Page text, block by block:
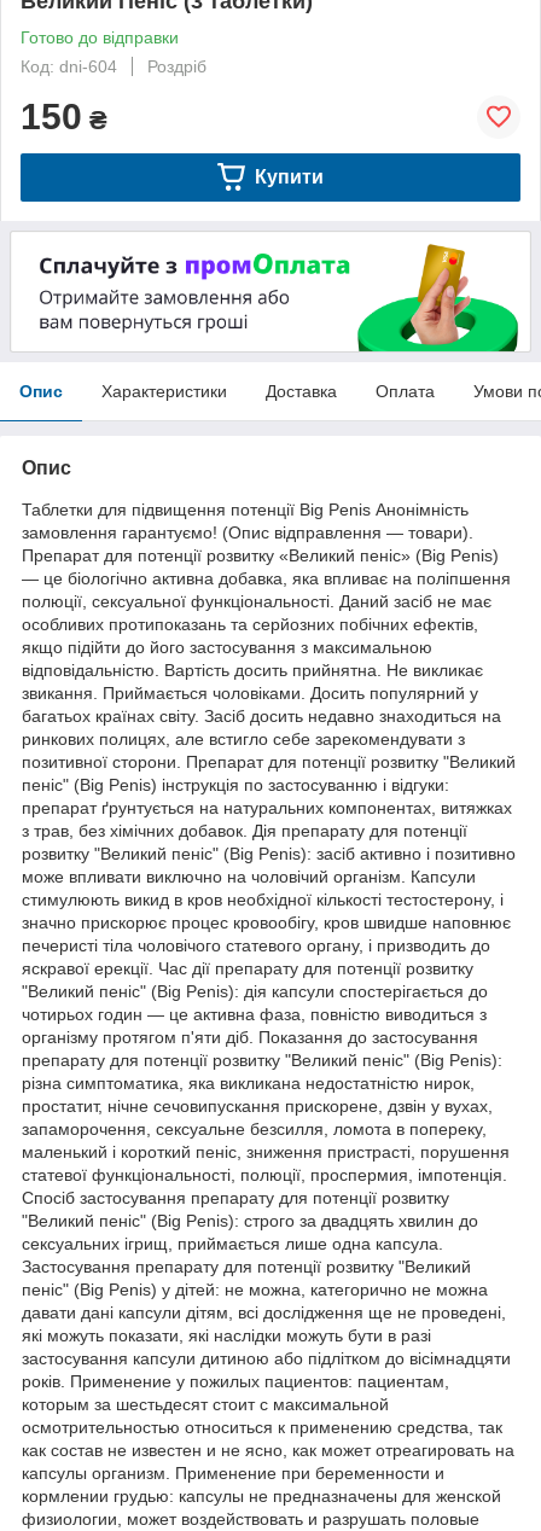
Готово до відправки
Код: dni-604
Роздріб
150 ₴
Купити
Опис Характеристики Доставка Оплата Умови
Опис
Таблетки для підвищення потенції Big Penis Анонімність
замовлення гарантуємо! (Опис відправлення ― товари).
Препарат для потенції розвитку «Великий пеніс» (Big Penis)
— це біологічно активна добавка, яка впливає на поліпшення
полюції, сексуальної функціональності. Даний засіб не має
особливих протипоказань та серйозних побічних ефектів,
якщо підійти до його застосування з максимальною
відповідальністю. Вартість досить прийнятна. Не викликає
звикання. Приймається чоловіками. Досить популярний у
багатьох країнах світу. Засіб досить недавно знаходиться на
ринкових полицях, але встигло себе зарекомендувати з
позитивної сторони. Препарат для потенції розвитку "Великий
пеніс" (Big Penis) інструкція по застосуванню і відгуки:
препарат ґрунтується на натуральних компонентах, витяжках
з трав, без хімічних добавок. Дія препарату для потенції
розвитку "Великий пеніс" (Big Penis): засіб активно і позитивно
може впливати виключно на чоловічий організм. Капсули
стимулюють викид в кров необхідної кількості тестостерону, і
значно прискорює процес кровообігу, кров швидше наповнює
печеристі тіла чоловічого статевого органу, і призводить до
яскравої ерекції. Час дії препарату для потенції розвитку
"Великий пеніс" (Big Penis): дія капсули спостерігається до
чотирьох годин — це активна фаза, повністю виводиться з
організму протягом п'яти діб. Показання до застосування
препарату для потенції розвитку "Великий пеніс" (Big Penis):
різна симптоматика, яка викликана недостатністю нирок,
простатит, нічне сечовипускання прискорене, дзвін у вухах,
запаморочення, сексуальне безсилля, ломота в попереку,
маленький і короткий пеніс, зниження пристрасті, порушення
статевої функціональності, полюції, проспермия, імпотенція.
Спосіб застосування препарату для потенції розвитку
"Великий пеніс" (Big Penis): строго за двадцять хвилин до
сексуальних ігрищ, приймається лише одна капсула.
Застосування препарату для потенції розвитку "Великий
пеніс" (Big Penis) у дітей: не можна, категорично не можна
давати дані капсули дітям, всі дослідження ще не проведені,
які можуть показати, які наслідки можуть бути в разі
застосування капсули дитиною або підлітком до вісімнадцяти
років. Применение у пожилых пациентов: пациентам,
которым за шестьдесят стоит с максимальной
осмотрительностью относиться к применению средства, так
как состав не известен и не ясно, как может отреагировать на
капсулы организм. Применение при беременности и
кормлении грудью: капсулы не предназначены для женской
физиологии, может воздействовать и разрушать половые